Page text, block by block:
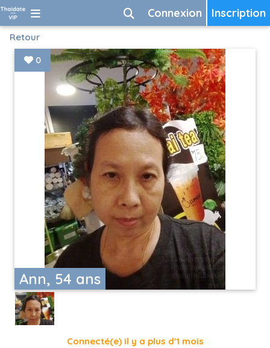
Inscription
Connexion
Retour
Ann, 54 ans
0
Connecté(e) il y a plus d'1 mois